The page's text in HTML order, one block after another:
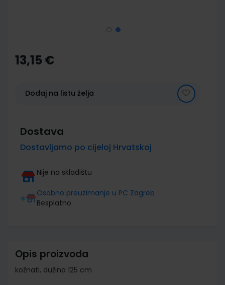
the
beginning
gallery
13,15 €
Dodaj na listu želja
Dostava
Dostavljamo po cijeloj Hrvatskoj
Nije na skladištu
Osobno preuzimanje u PC Zagreb
Besplatno
Opis proizvoda
kožnati, dužina 125 cm